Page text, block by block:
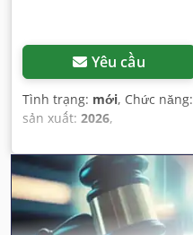
Yêu cầu
Tình trạng: mới, Chức năng:
sản xuất: 2026,